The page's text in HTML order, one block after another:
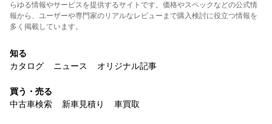
らゆる情報やサービスを提供するサイトです。価格やスペックなどの公式情
報から、ユーザーや専門家のリアルなレビューまで購入検討に役立つ情報を
多く掲載しています。
知る
カタログ
ニュース オリジナル記事
買う・売る
中古車検索
新車見積り 車買取